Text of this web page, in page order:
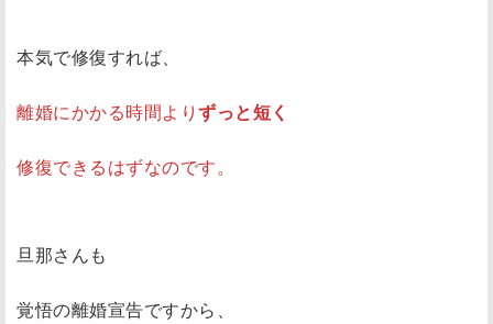
本気で修復すれば、
離婚にかかる時間よりずっと短く
修復できるはずなのです。
旦那さんも
覚悟の離婚宣告ですから、